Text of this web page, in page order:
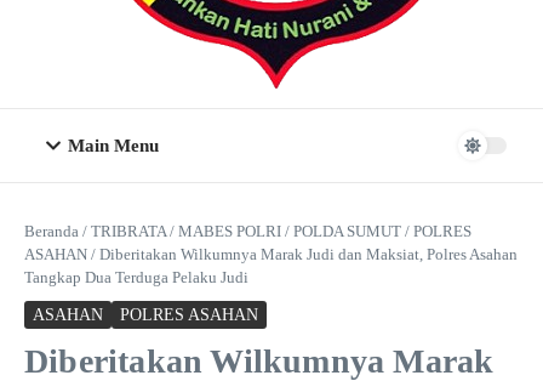
Main Menu
Beranda / TRIBRATA/ MABES POLRI / POLDA SUMUT / POLRES
ASAHAN / Diberitakan Wilkumnya Marak Judi dan Maksiat, Polres Asahan
Tangkap Dua Terduga Pelaku Judi
ASAHAN POLRES ASAHAN
Diberitakan Wilkumnya Marak